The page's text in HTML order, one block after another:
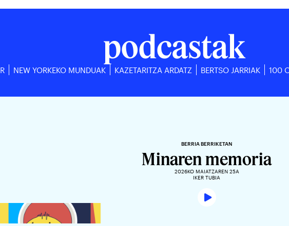
podcastak
NEW YORKEKO MUNDUAK KAZETARITZA ARDATZ BERTSO JARRIAK 100
BERRIA BERRIKETAN
Minaren memoria
2026KO MAIATZAREN 25A
IKER TUBIA